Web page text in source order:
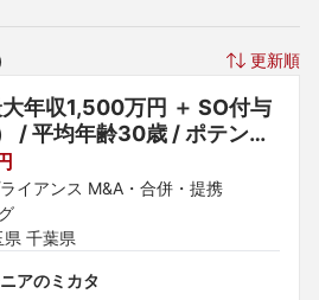
更新順
年収1,500万円 ＋ SO付与
/ 平均年齢30歳 / ポテンシ
イアンス M&A・合併・提携
千葉県
アのミカタ